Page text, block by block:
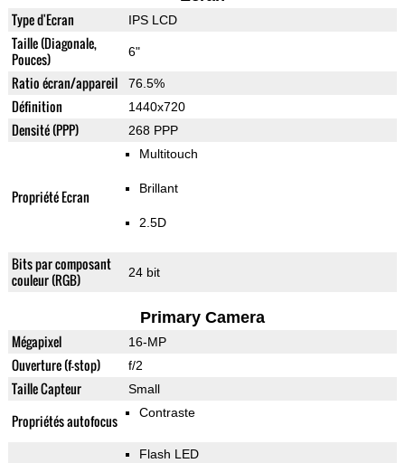
Type d'Ecran IPS LCD
Taille (Diagonale,
Pouces)
6"
Ratio écran/appareil 76.5%
Définition 1440x720
Densité (PPP) 268 PPP
Propriété Ecran
Multitouch
Brillant
2.5D
Bits par composant
couleur (RGB)
24 bit
Primary Camera
Mégapixel 16-MP
Ouverture (f-stop) f/2
Taille Capteur Small
Propriétés autofocus Contraste
Flash LED